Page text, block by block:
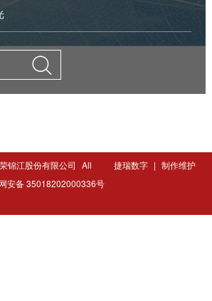

锦江股份有限公司 All
安备 35018202000336号
捷瑞数字 | 制作维护